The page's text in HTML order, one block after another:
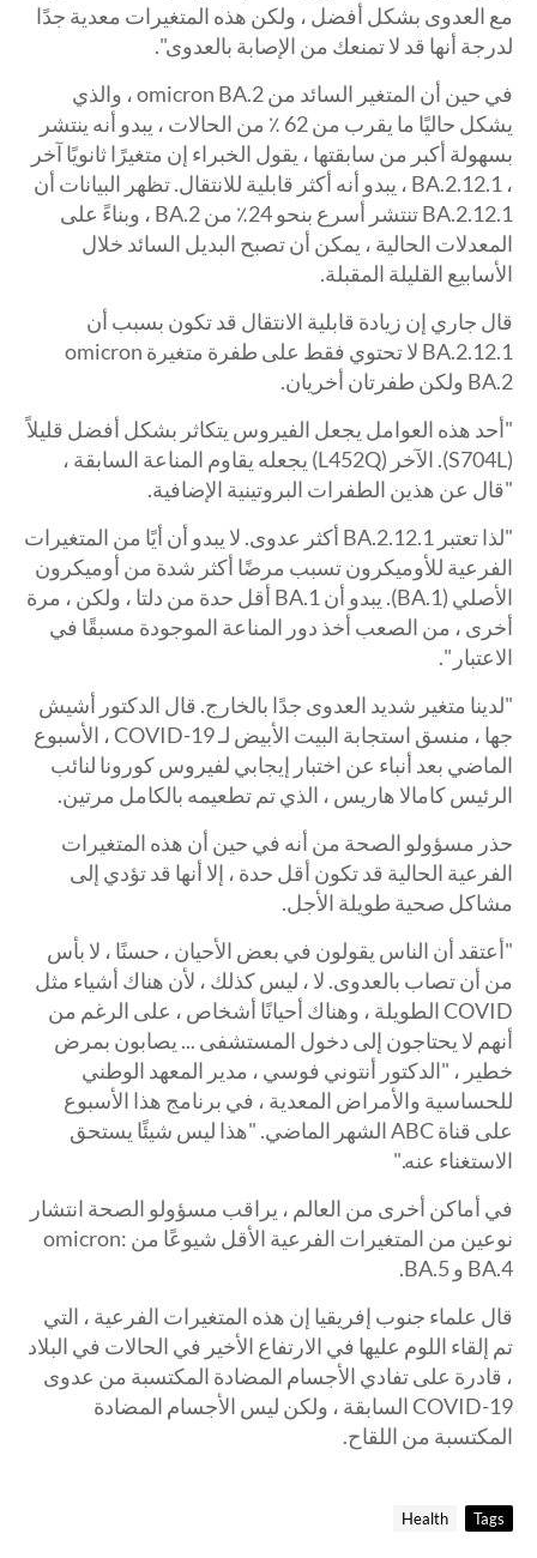
مع العدوى بشكل أفضل ، ولكن هذه المتغيرات معدية جدًا
لدرجة أنها قد لا تمنعك من الإصابة بالعدوى".
في حين أن المتغير السائد من omicron BA.2 ، والذي
يشكل حاليًا ما يقرب من 62 ٪ من الحالات ، يبدو أنه ينتشر
بسهولة أكبر من سابقتها ، يقول الخبراء إن متغيرًا ثانويًا آخر
، BA.2.12.1 ، يبدو أنه أكثر قابلية للانتقال. تظهر البيانات أن
BA.2.12.1 تنتشر أسرع بنحو 24٪ من BA.2 ، وبناءً على
المعدلات الحالية ، يمكن أن تصبح البديل السائد خلال
الأسابيع القليلة المقبلة.
قال جاري إن زيادة قابلية الانتقال قد تكون بسبب أن
BA.2.12.1 لا تحتوي فقط على طفرة متغيرة omicron
BA.2 ولكن طفرتان أخريان.
"أحد هذه العوامل يجعل الفيروس يتكاثر بشكل أفضل قليلاً
(S704L). الآخر (L452Q) يجعله يقاوم المناعة السابقة ،
"قال عن هذين الطفرات البروتينية الإضافية.
"لذا تعتبر BA.2.12.1 أكثر عدوى. لا يبدو أن أيًا من المتغيرات
الفرعية للأوميكرون تسبب مرضًا أكثر شدة من أوميكرون
الأصلي (BA.1). يبدو أن BA.1 أقل حدة من دلتا ، ولكن ، مرة
أخرى ، من الصعب أخذ دور المناعة الموجودة مسبقًا في
الاعتبار ".
"لدينا متغير شديد العدوى جدًا بالخارج. قال الدكتور أشيش
جها ، منسق استجابة البيت الأبيض لـ COVID-19 ، الأسبوع
الماضي بعد أنباء عن اختبار إيجابي لفيروس كورونا لنائب
الرئيس كامالا هاريس ، الذي تم تطعيمه بالكامل مرتين.
حذر مسؤولو الصحة من أنه في حين أن هذه المتغيرات
الفرعية الحالية قد تكون أقل حدة ، إلا أنها قد تؤدي إلى
مشاكل صحية طويلة الأجل.
"أعتقد أن الناس يقولون في بعض الأحيان ، حسنًا ، لا بأس
من أن تصاب بالعدوى. لا ، ليس كذلك ، لأن هناك أشياء مثل
COVID الطويلة ، وهناك أحيانًا أشخاص ، على الرغم من
أنهم لا يحتاجون إلى دخول المستشفى ... يصابون بمرض
خطير ، "الدكتور أنتوني فوسي ، مدير المعهد الوطني
للحساسية والأمراض المعدية ، في برنامج هذا الأسبوع
على قناة ABC الشهر الماضي. "هذا ليس شيئًا يستحق
الاستغناء عنه."
في أماكن أخرى من العالم ، يراقب مسؤولو الصحة انتشار
نوعين من المتغيرات الفرعية الأقل شيوعًا من omicron:
BA.4 و BA.5.
قال علماء جنوب إفريقيا إن هذه المتغيرات الفرعية ، التي
تم إلقاء اللوم عليها في الارتفاع الأخير في الحالات في البلاد
، قادرة على تفادي الأجسام المضادة المكتسبة من عدوى
COVID-19 السابقة ، ولكن ليس الأجسام المضادة
المكتسبة من اللقاح.
Tags
Health